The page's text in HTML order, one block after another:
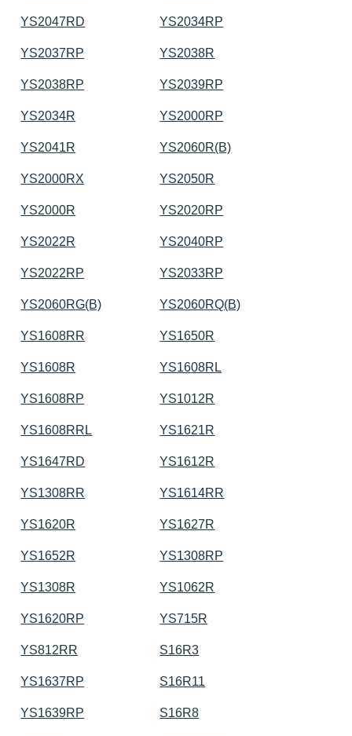
YS2047RD YS2034RP
YS2037RP YS2038R
YS2038RP YS2039RP
YS2034R YS2000RP
YS2041R YS2060R(B)
YS2000RX YS2050R
YS2000R YS2020RP
YS2022R YS2040RP
YS2022RP YS2033RP
YS2060RG(B) YS2060RQ(B)
YS1608RR YS1650R
YS1608R YS1608RL
YS1608RP YS1012R
YS1608RRL YS1621R
YS1647RD YS1612R
YS1308RR YS1614RR
YS1620R YS1627R
YS1652R YS1308RP
YS1308R YS1062R
YS1620RP YS715R
YS812RR S16R3
YS1637RP S16R11
YS1639RP S16R8